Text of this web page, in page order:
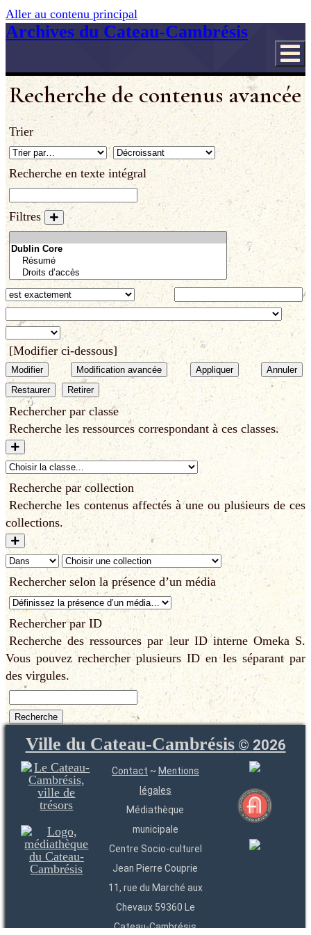
Aller au contenu principal
Archives du Cateau-Cambrésis
Recherche de contenus avancée
Trier
Recherche en texte intégral
Filtres
[Modifier ci-dessous]
Modifier Modification avancée Appliquer
Annuler
Restaurer
Retirer
Rechercher par classe
Recherche les ressources correspondant à ces classes.
Recherche par collection
Recherche les contenus affectés à une ou plusieurs de ces
collections.
Rechercher selon la présence d’un média
Rechercher par ID
Recherche des ressources par leur ID interne Omeka S.
Vous pouvez rechercher plusieurs ID en les séparant par
des virgules.
Ville du Cateau-Cambrésis© 2026
Contact ~ Mentions
légales
Médiathèque
municipale
Centre Socio-culturel
Jean Pierre Couprie
11, rue du Marché aux
Chevaux 59360 Le
Cateau-Cambrésis